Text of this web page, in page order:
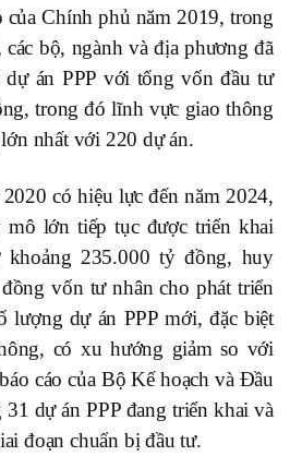
của Chính phủ năm 2019, trong
bộ, ngành và địa phương đã
án PPP với tổng vốn đầu tư
trong đó lĩnh vực giao thông
nhất với 220 dự án.
có hiệu lực đến năm 2024,
mô lớn tiếp tục được triển khai
235.000 tỷ đồng, huy
vốn tư nhân cho phát triển
lượng dự án PPP mới, đặc biệt
có xu hướng giảm so với
cáo của Bộ Kế hoạch và Đầu
dự án PPP đang triển khai và
đoạn chuẩn bị đầu tư.